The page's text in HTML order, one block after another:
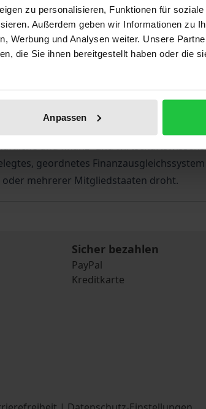
zu personalisieren, Funktionen für
Außerdem geben wir Informationen zu
Werbung und Analysen weiter. Unsere
die Sie ihnen bereitgestellt haben oder die
Anpassen
Zusatzmaterial
innereuropäischen
Union oder aus dem
und finanz- und
geordnetes
mehrerer Mitgliedstaaten droht.
Sicher bezahlen
PayPal
Kreditkarte